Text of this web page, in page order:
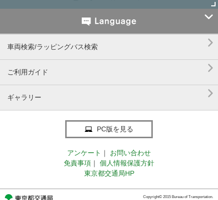

車両検索/ラッピングバス検索 
ご利用ガイド 
ギャラリー 
PC版を見る
アンケート ｜
お問い合わせ
免責事項 ｜
個人情報保護方針
東京都交通局HP
Copyright© 2015 Bureau of Transportation.